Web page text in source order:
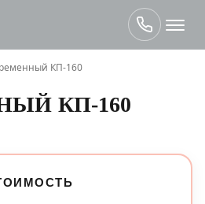
КП-160
КП-160